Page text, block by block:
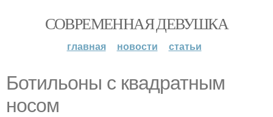
СОВРЕМЕННАЯ ДЕВУШКА
главная новости статьи
Ботильоны с квадратным
носом